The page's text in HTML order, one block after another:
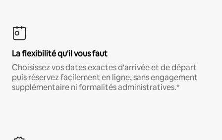
La flexibilité qu'il vous faut
Choisissez vos dates exactes d'arrivée et de départ
puis réservez facilement en ligne, sans engagement
supplémentaire ni formalités administratives.*